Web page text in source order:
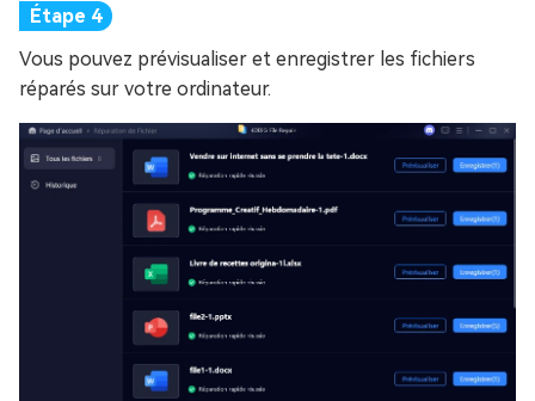
Vous pouvez prévisualiser et enregistrer les fichiers
réparés sur votre ordinateur.